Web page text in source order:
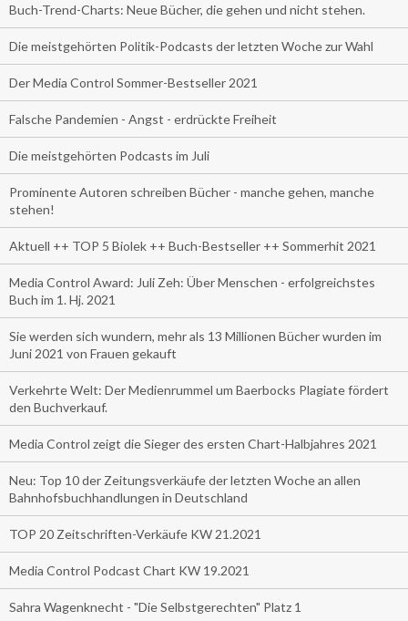
Buch-Trend-Charts: Neue Bücher, die gehen und nicht stehen.
Die meistgehörten Politik-Podcasts der letzten Woche zur Wahl
Der Media Control Sommer-Bestseller 2021
Falsche Pandemien - Angst - erdrückte Freiheit
Die meistgehörten Podcasts im Juli
Prominente Autoren schreiben Bücher - manche gehen, manche
stehen!
Aktuell ++ TOP 5 Biolek ++ Buch-Bestseller ++ Sommerhit 2021
Media Control Award: Juli Zeh: Über Menschen - erfolgreichstes
Buch im 1. Hj. 2021
Sie werden sich wundern, mehr als 13 Millionen Bücher wurden im
Juni 2021 von Frauen gekauft
Verkehrte Welt: Der Medienrummel um Baerbocks Plagiate fördert
den Buchverkauf.
Media Control zeigt die Sieger des ersten Chart-Halbjahres 2021
Neu: Top 10 der Zeitungsverkäufe der letzten Woche an allen
Bahnhofsbuchhandlungen in Deutschland
TOP 20 Zeitschriften-Verkäufe KW 21.2021
Media Control Podcast Chart KW 19.2021
Sahra Wagenknecht - "Die Selbstgerechten" Platz 1